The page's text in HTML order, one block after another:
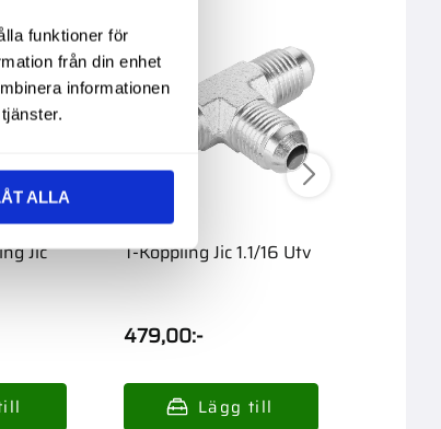
funktioner för
från din enhet
informationen
ALLA
Jic T-Koppling Jic 1.1/16 Utv
479,00:-